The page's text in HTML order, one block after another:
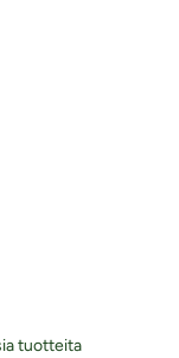
tuotteita